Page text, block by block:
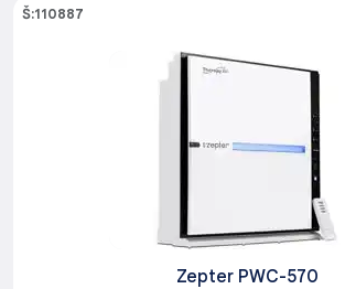
Š:110887
Zepter PWC-570